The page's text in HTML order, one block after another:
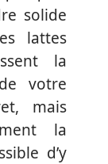
solide
lattes
la
votre
mais
la
d’y